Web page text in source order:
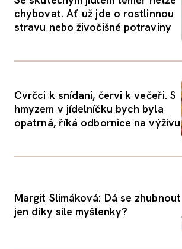
chybovat. Ať už jde o rostlinnou
stravu nebo živočišné potraviny
Cvrčci k snídani, červi k večeři. S
hmyzem v jídelníčku bych byla
opatrná, říká odbornice na výživu
Margit Slimáková: Dá se zhubnout
jen díky síle myšlenky?